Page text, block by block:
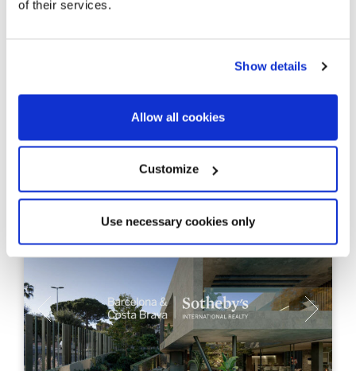
of their services.
Show details
Allow all cookies
Customize
Use necessary cookies only
Casa de somni, elegant, minimalista e
Dormitoris
6
Banys